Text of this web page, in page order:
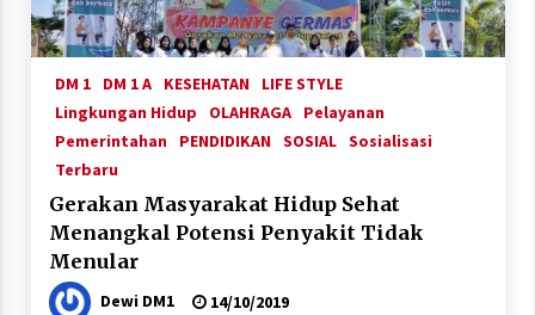
DM 1 DM 1 A KESEHATAN
LIFE STYLE
Lingkungan Hidup
OLAHRAGA
Pelayanan
Pemerintahan
PENDIDIKAN SOSIAL Sosialisasi
Terbaru
Gerakan Masyarakat Hidup Sehat
Menangkal Potensi Penyakit Tidak
Menular
Dewi DM1 14/10/2019